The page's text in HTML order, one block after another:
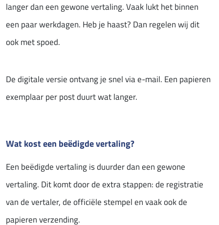
langer dan een gewone vertaling. Vaak lukt het binnen
een paar werkdagen. Heb je haast? Dan regelen wij dit
ook met spoed.
De digitale versie ontvang je snel via e-mail. Een papieren
exemplaar per post duurt wat langer.
Wat kost een beëdigde vertaling?
Een beëdigde vertaling is duurder dan een gewone
vertaling. Dit komt door de extra stappen: de registratie
van de vertaler, de officiële stempel en vaak ook de
papieren verzending.